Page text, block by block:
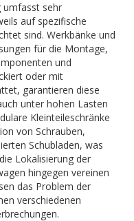
umfasst sehr
auf spezifische
sind. Werkbänke und
für die Montage,
und
oder mit
garantieren diese
unter hohen Lasten
Kleinteileschränke
von Schrauben,
Schubladen, was
Lokalisierung der
hingegen vereinen
das Problem der
verschiedenen